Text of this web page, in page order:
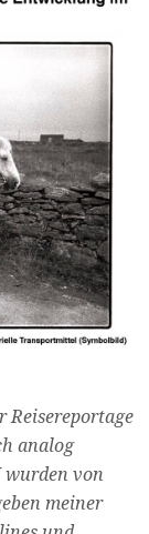
Reisereportage
analog
wurden von
meiner